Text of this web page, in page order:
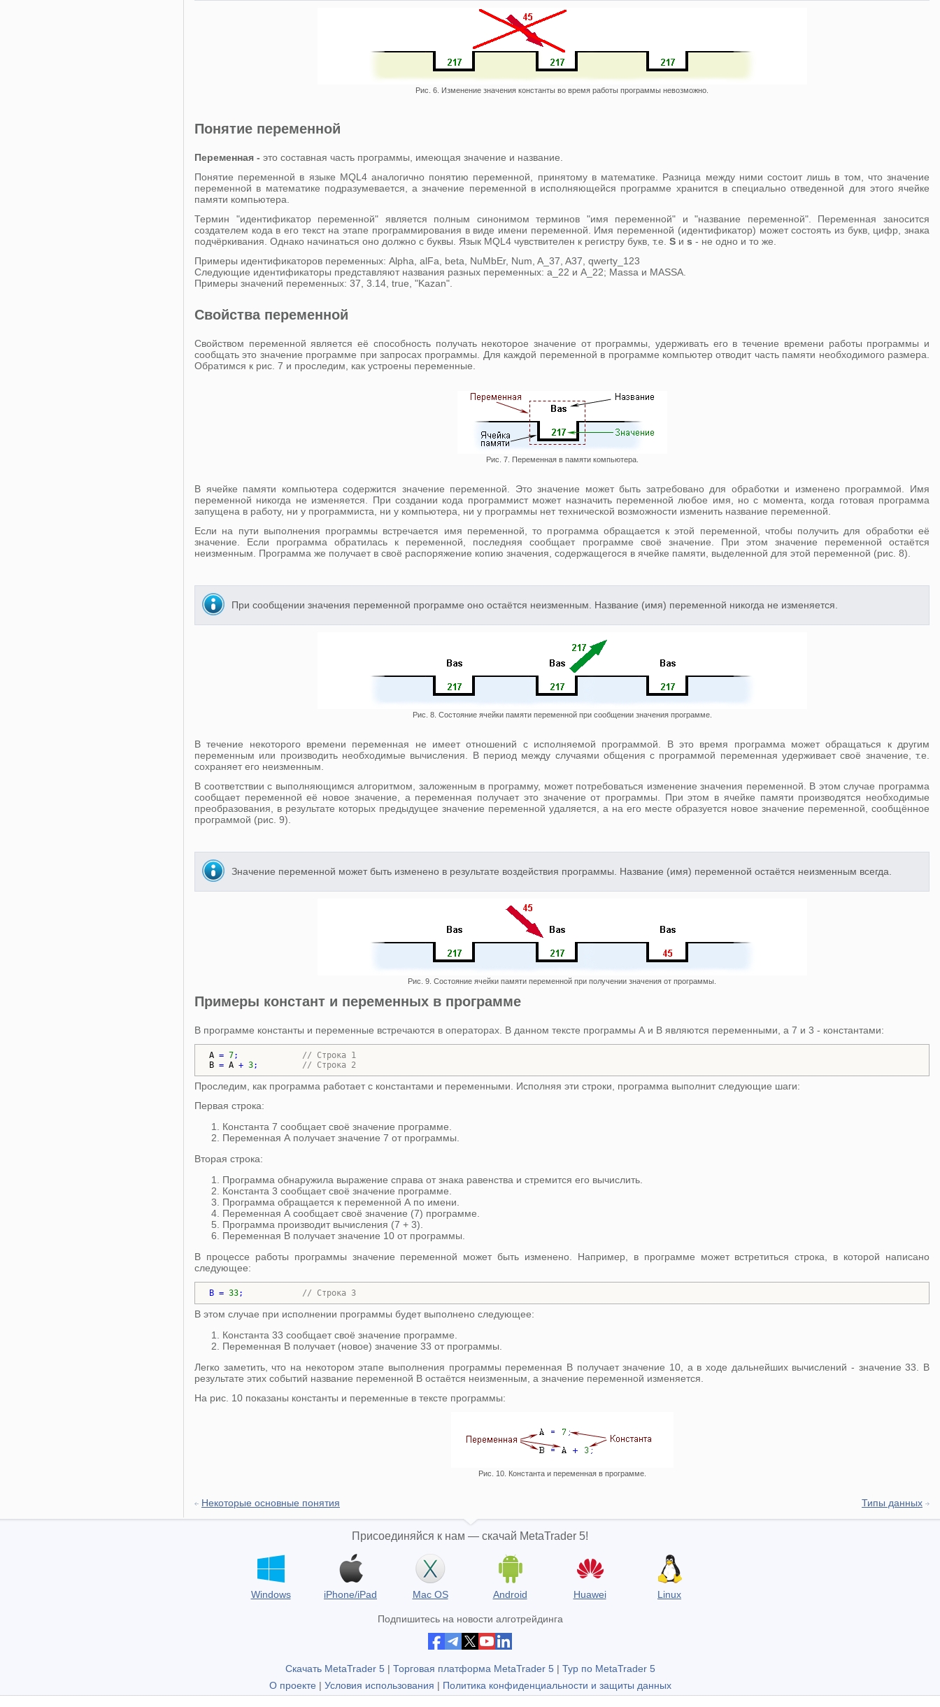
Рис. 6. Изменение значения константы во время работы программы невозможно.
Понятие переменной
Переменная - это составная часть программы, имеющая значение и название.
Понятие переменной в языке MQL4 аналогично понятию переменной, принятому в математике. Разница между ними состоит лишь в том, что значение
переменной в математике подразумевается, а значение переменной в исполняющейся программе хранится в специально отведенной для этого ячейке
памяти компьютера.
Термин "идентификатор переменной" является полным синонимом терминов "имя переменной" и "название переменной". Переменная заносится
создателем кода в его текст на этапе программирования в виде имени переменной. Имя переменной (идентификатор) может состоять из букв, цифр, знака
подчёркивания. Однако начинаться оно должно с буквы. Язык MQL4 чувствителен к регистру букв, т.е. S и s - не одно и то же.
Примеры идентификаторов переменных: Alpha, alFa, beta, NuMbEr, Num, A_37, A37, qwerty_123
Следующие идентификаторы представляют названия разных переменных: a_22 и А_22; Massa и MASSA.
Примеры значений переменных: 37, 3.14, true, "Kazan".
Свойства переменной
Свойством переменной является её способность получать некоторое значение от программы, удерживать его в течение времени работы программы и
сообщать это значение программе при запросах программы. Для каждой переменной в программе компьютер отводит часть памяти необходимого размера.
Обратимся к рис. 7 и проследим, как устроены переменные.
Рис. 7. Переменная в памяти компьютера.
В ячейке памяти компьютера содержится значение переменной. Это значение может быть затребовано для обработки и изменено программой. Имя
переменной никогда не изменяется. При создании кода программист может назначить переменной любое имя, но с момента, когда готовая программа
запущена в работу, ни у программиста, ни у компьютера, ни у программы нет технической возможности изменить название переменной.
Если на пути выполнения программы встречается имя переменной, то программа обращается к этой переменной, чтобы получить для обработки её
значение. Если программа обратилась к переменной, последняя сообщает программе своё значение. При этом значение переменной остаётся
неизменным. Программа же получает в своё распоряжение копию значения, содержащегося в ячейке памяти, выделенной для этой переменной (рис. 8).
При сообщении значения переменной программе оно остаётся неизменным. Название (имя) переменной никогда не изменяется.
Рис. 8. Состояние ячейки памяти переменной при сообщении значения программе.
В течение некоторого времени переменная не имеет отношений с исполняемой программой. В это время программа может обращаться к другим
переменным или производить необходимые вычисления. В период между случаями общения с программой переменная удерживает своё значение, т.е.
сохраняет его неизменным.
В соответствии с выполняющимся алгоритмом, заложенным в программу, может потребоваться изменение значения переменной. В этом случае программа
сообщает переменной её новое значение, а переменная получает это значение от программы. При этом в ячейке памяти производятся необходимые
преобразования, в результате которых предыдущее значение переменной удаляется, а на его месте образуется новое значение переменной, сообщённое
программой (рис. 9).
Значение переменной может быть изменено в результате воздействия программы. Название (имя) переменной остаётся неизменным всегда.
Рис. 9. Состояние ячейки памяти переменной при получении значения от программы.
Примеры констант и переменных в программе
В программе константы и переменные встречаются в операторах. В данном тексте программы А и В являются переменными, а 7 и 3 - константами:
A = 7; // Строка 1
B = A + 3; // Строка 2
Проследим, как программа работает с константами и переменными. Исполняя эти строки, программа выполнит следующие шаги:
Первая строка:
Константа 7 сообщает своё значение программе.
Переменная А получает значение 7 от программы.
Вторая строка:
Программа обнаружила выражение справа от знака равенства и стремится его вычислить.
Константа 3 сообщает своё значение программе.
Программа обращается к переменной А по имени.
Переменная А сообщает своё значение (7) программе.
Программа производит вычисления (7 + 3).
Переменная В получает значение 10 от программы.
В процессе работы программы значение переменной может быть изменено. Например, в программе может встретиться строка, в которой написано
следующее:
В = 33; // Строка 3
В этом случае при исполнении программы будет выполнено следующее:
Константа 33 сообщает своё значение программе.
Переменная В получает (новое) значение 33 от программы.
Легко заметить, что на некотором этапе выполнения программы переменная В получает значение 10, а в ходе дальнейших вычислений - значение 33. В
результате этих событий название переменной В остаётся неизменным, а значение переменной изменяется.
На рис. 10 показаны константы и переменные в тексте программы:
Рис. 10. Константа и переменная в программе.
Некоторые основные понятия Типы данных
Присоединяйся к нам — скачай MetaTrader 5!
Windows iPhone/iPad Mac OS Android Huawei Linux
Подпишитесь на новости алготрейдинга
Скачать MetaTrader 5| Торговая платформа MetaTrader 5| Тур по MetaTrader 5
О проекте | Условия использования | Политика конфиденциальности и защиты данных